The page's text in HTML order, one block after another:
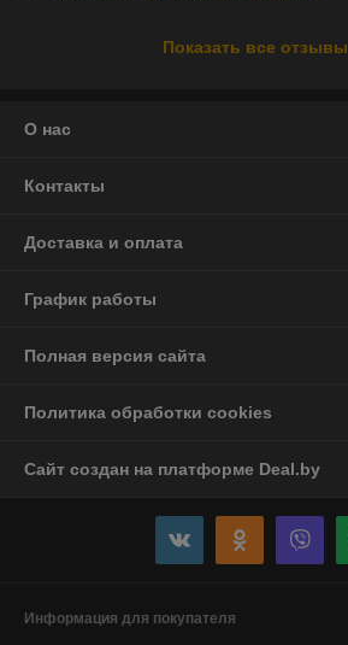
Показать все отзывы
О нас
Контакты
Доставка и оплата
График работы
Полная версия сайта
Политика обработки cookies
Сайт создан на платформе Deal.by
Информация для покупателя